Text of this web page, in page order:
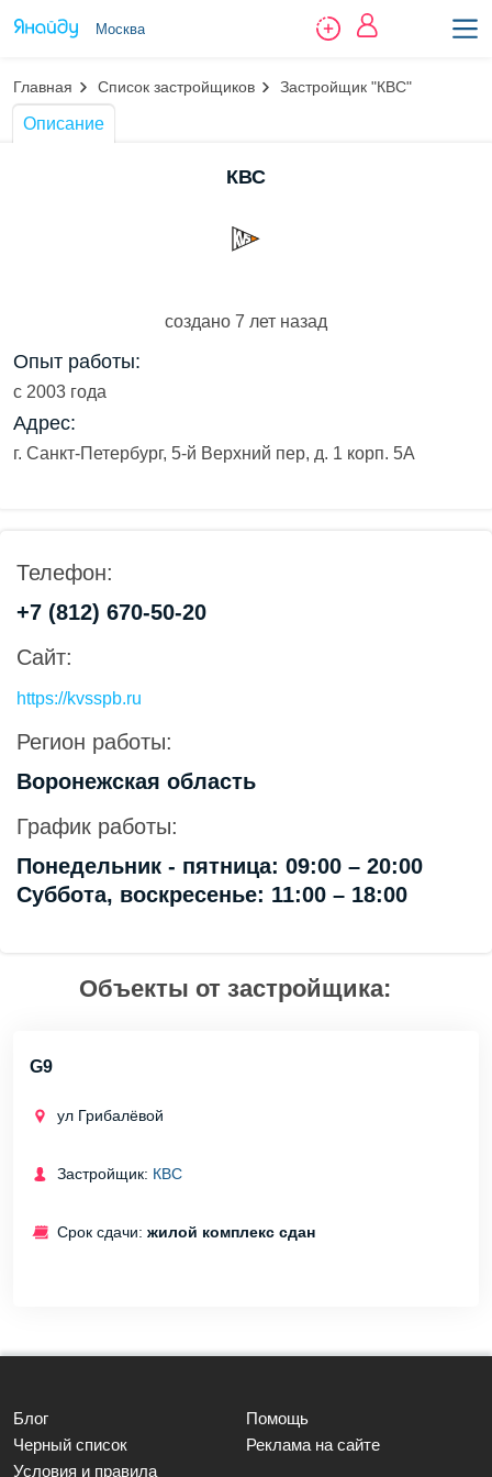
Москва
Главная Список застройщиков Застройщик "КВС"
Описание
КВС
создано 7 лет назад
Опыт работы:
с 2003 года
Адрес:
г. Санкт-Петербург, 5-й Верхний пер, д. 1 корп. 5А
Телефон:
+7 (812) 670-50-20
Сайт:
https://kvsspb.ru
Регион работы:
Воронежская область
График работы:
Понедельник - пятница: 09:00 – 20:00
Суббота, воскресенье: 11:00 – 18:00
Объекты от застройщика:
G9
ул Грибалёвой
Застройщик: КВС
Срок сдачи: жилой комплекс сдан
Блог
Помощь
Черный список
Реклама на сайте
Условия и правила